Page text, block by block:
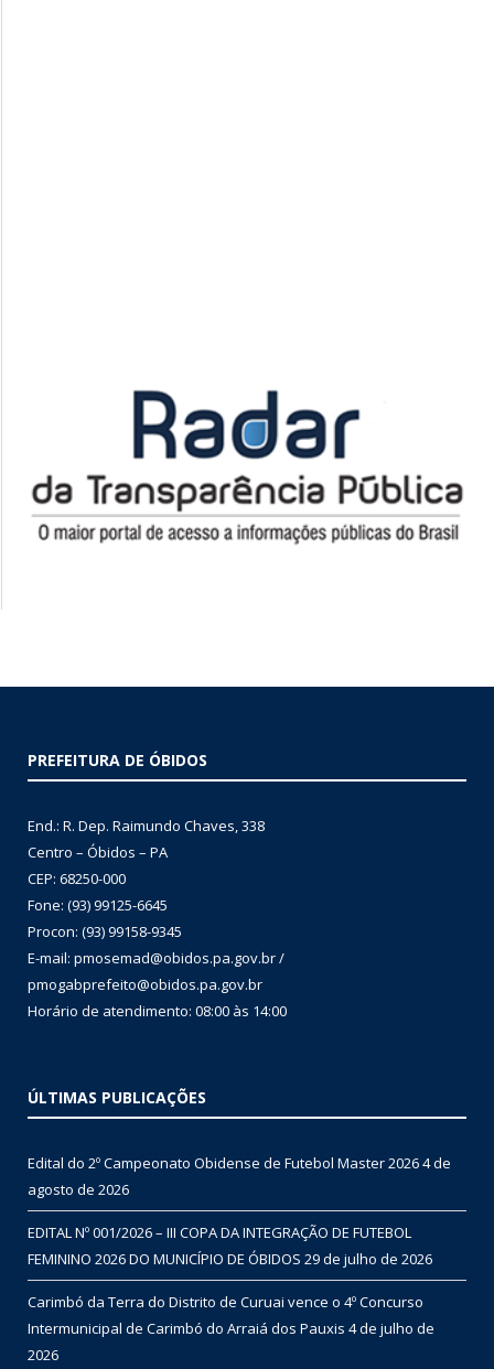
PREFEITURA DE ÓBIDOS
End.: R. Dep. Raimundo Chaves, 338
Centro – Óbidos – PA
CEP: 68250-000
Fone: (93) 99125-6645
Procon: (93) 99158-9345
E-mail: pmosemad@obidos.pa.gov.br /
pmogabprefeito@obidos.pa.gov.br
Horário de atendimento: 08:00 às 14:00
ÚLTIMAS PUBLICAÇÕES
Edital do 2º Campeonato Obidense de Futebol Master 20264 de
agosto de 2026
EDITAL Nº 001/2026 – III COPA DA INTEGRAÇÃO DE FUTEBOL
FEMININO 2026 DO MUNICÍPIO DE ÓBIDOS 29 de julho de 2026
Carimbó da Terra do Distrito de Curuai vence o 4º Concurso
Intermunicipal de Carimbó do Arraiá dos Pauxis 4 de julho de
2026